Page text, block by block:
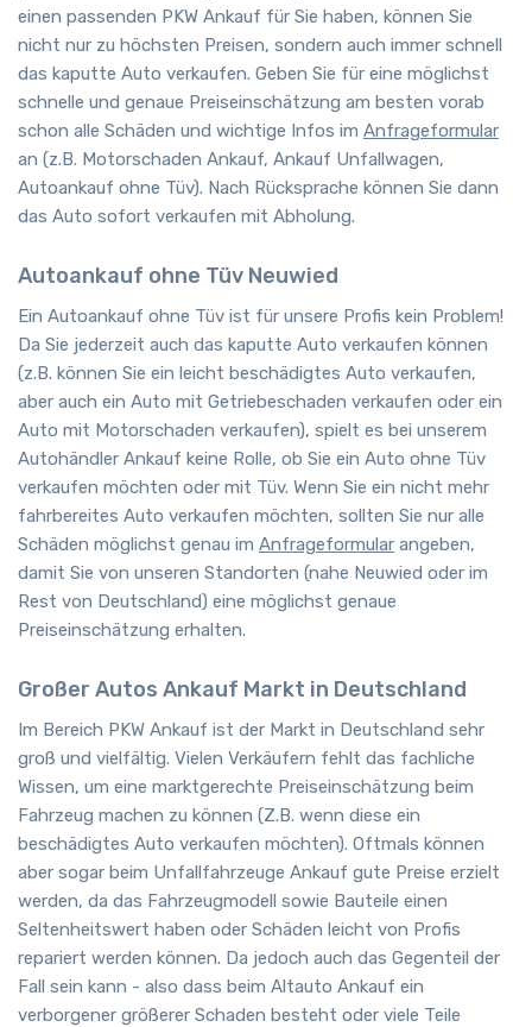
einen passenden PKW Ankauf für Sie haben, können Sie
nicht nur zu höchsten Preisen, sondern auch immer schnell
das kaputte Auto verkaufen. Geben Sie für eine möglichst
schnelle und genaue Preiseinschätzung am besten vorab
schon alle Schäden und wichtige Infos im Anfrageformular
an (z.B. Motorschaden Ankauf, Ankauf Unfallwagen,
Autoankauf ohne Tüv). Nach Rücksprache können Sie dann
das Auto sofort verkaufen mit Abholung.
Autoankauf ohne Tüv Neuwied
Ein Autoankauf ohne Tüv ist für unsere Profis kein Problem!
Da Sie jederzeit auch das kaputte Auto verkaufen können
(z.B. können Sie ein leicht beschädigtes Auto verkaufen,
aber auch ein Auto mit Getriebeschaden verkaufen oder ein
Auto mit Motorschaden verkaufen), spielt es bei unserem
Autohändler Ankauf keine Rolle, ob Sie ein Auto ohne Tüv
verkaufen möchten oder mit Tüv. Wenn Sie ein nicht mehr
fahrbereites Auto verkaufen möchten, sollten Sie nur alle
Schäden möglichst genau im Anfrageformular angeben,
damit Sie von unseren Standorten (nahe Neuwied oder im
Rest von Deutschland) eine möglichst genaue
Preiseinschätzung erhalten.
Großer Autos Ankauf Markt in Deutschland
Im Bereich PKW Ankauf ist der Markt in Deutschland sehr
groß und vielfältig. Vielen Verkäufern fehlt das fachliche
Wissen, um eine marktgerechte Preiseinschätzung beim
Fahrzeug machen zu können (Z.B. wenn diese ein
beschädigtes Auto verkaufen möchten). Oftmals können
aber sogar beim Unfallfahrzeuge Ankauf gute Preise erzielt
werden, da das Fahrzeugmodell sowie Bauteile einen
Seltenheitswert haben oder Schäden leicht von Profis
repariert werden können. Da jedoch auch das Gegenteil der
Fall sein kann - also dass beim Altauto Ankauf ein
verborgener größerer Schaden besteht oder viele Teile